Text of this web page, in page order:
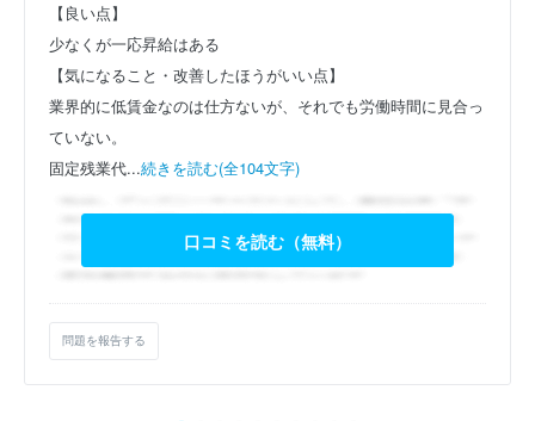
【良い点】
少なくが一応昇給はある
【気になること・改善したほうがいい点】
業界的に低賃金なのは仕方ないが、それでも労働時間に見合っ
ていない。
固定残業代...続きを読む(全104文字)
口コミを読む（無料）
問題を報告する